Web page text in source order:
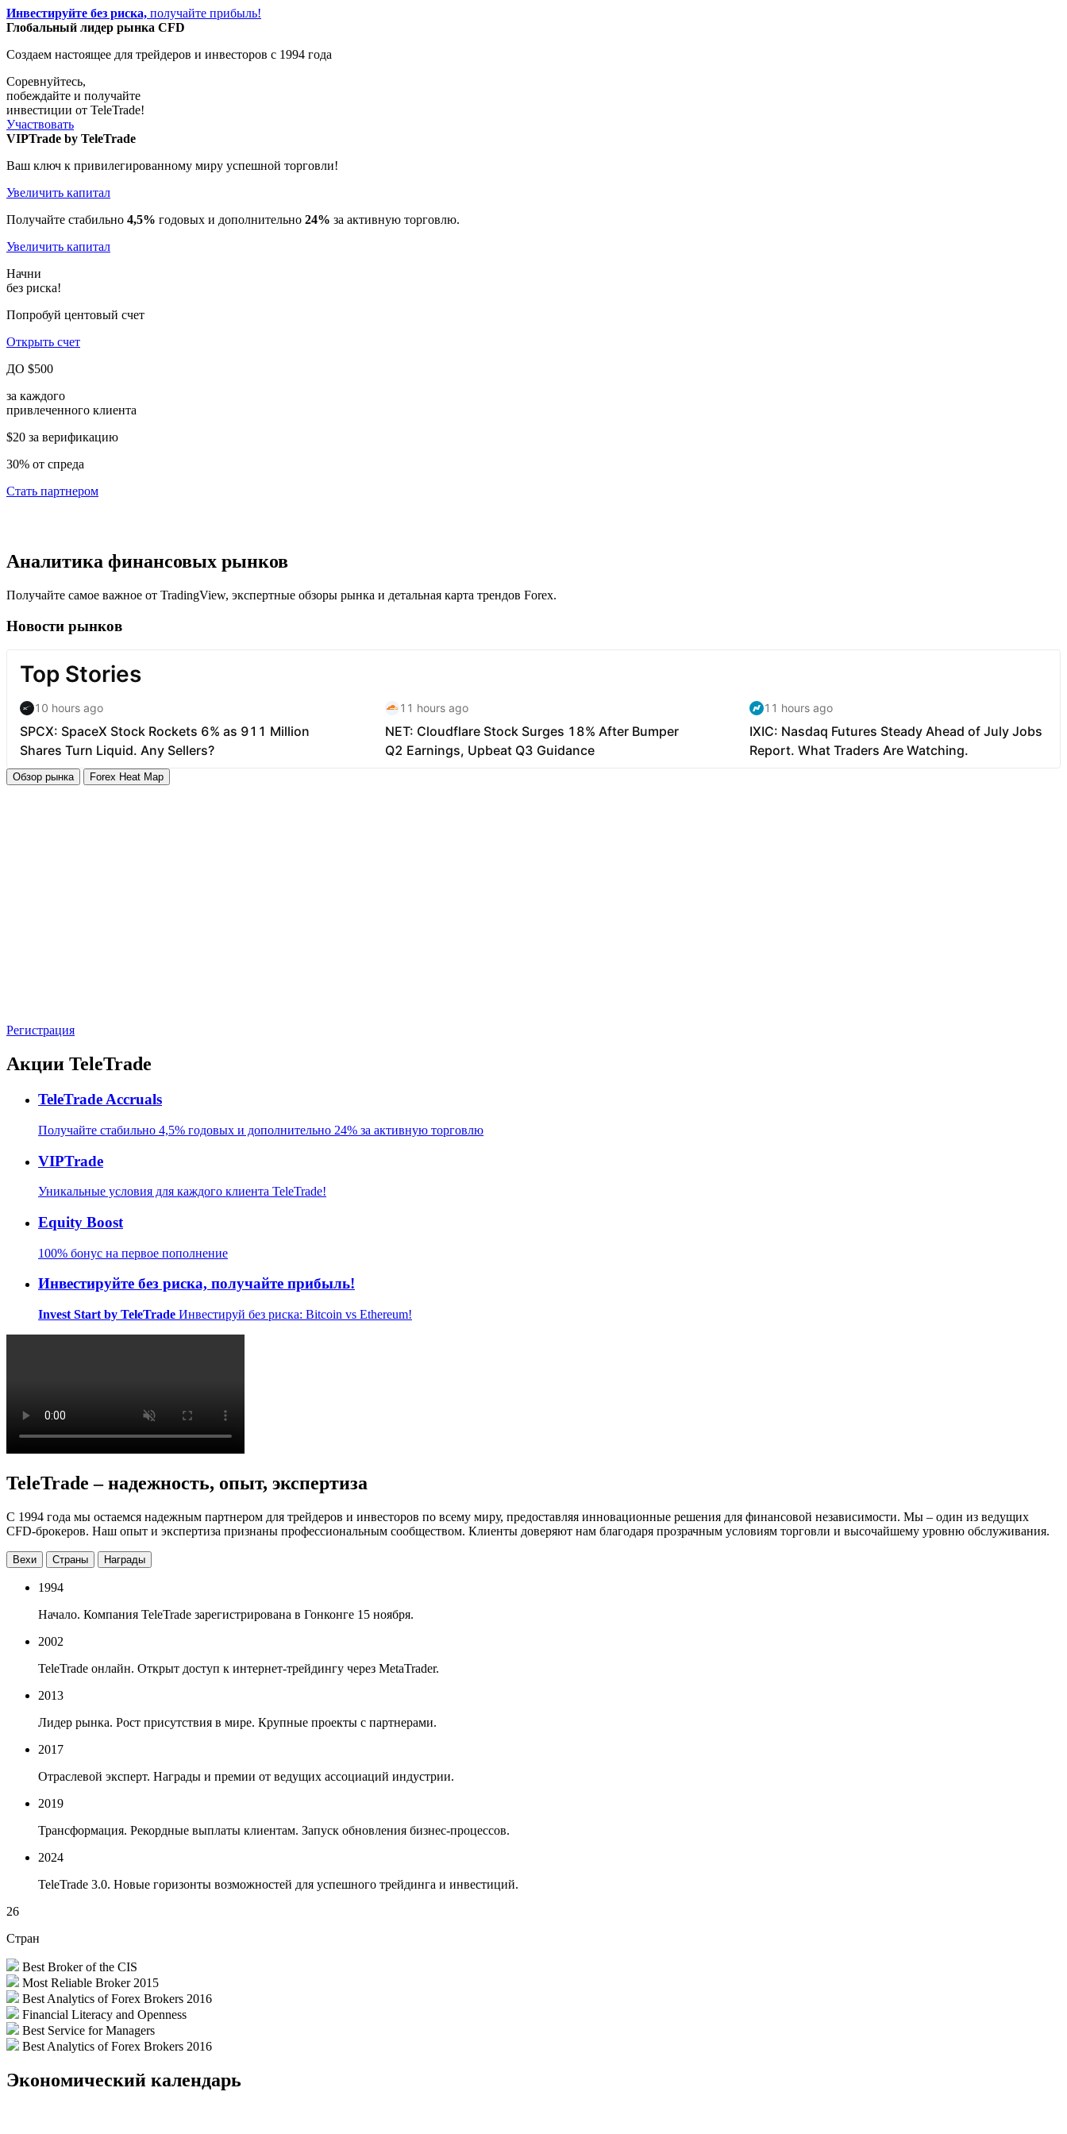
Инвестируйте без риска, получайте прибыль!
Глобальный лидер рынка CFD
Создаем настоящее для трейдеров и инвесторов с 1994 года
Соревнуйтесь,
побеждайте и получайте
инвестиции от TeleTrade!
Участвовать
VIPTrade by TeleTrade
Ваш ключ к привилегированному миру успешной торговли!
Увеличить капитал
Получайте стабильно 4,5% годовых и дополнительно 24% за активную торговлю.
Увеличить капитал
Начни
без риска!
Попробуй центовый счет
Открыть счет
ДО $500
за каждого
привлеченного клиента
$20 за верификацию
30% от спреда
Стать партнером
Аналитика финансовых рынков
Получайте самое важное от TradingView, экспертные обзоры рынка и детальная карта трендов Forex.
Новости рынков
Обзор рынка Forex Heat Map
Регистрация
Акции TeleTrade
TeleTrade Accruals
Получайте стабильно 4,5% годовых и дополнительно 24% за активную торговлю
VIPTrade
Уникальные условия для каждого клиента TeleTrade!
Equity Boost
100% бонус на первое пополнение
Инвестируйте без риска, получайте прибыль!
Invest Start by TeleTrade Инвестируй без риска: Bitcoin vs Ethereum!
TeleTrade – надежность, опыт, экспертиза
С 1994 года мы остаемся надежным партнером для трейдеров и инвесторов по всему миру, предоставляя инновационные решения для финансовой независимости. Мы – один из ведущих
CFD-брокеров. Наш опыт и экспертиза признаны профессиональным сообществом. Клиенты доверяют нам благодаря прозрачным условиям торговли и высочайшему уровню обслуживания.
Вехи Страны Награды
1994
Начало. Компания TeleTrade зарегистрирована в Гонконге 15 ноября.
2002
TeleTrade онлайн. Открыт доступ к интернет-трейдингу через MetaTrader.
2013
Лидер рынка. Рост присутствия в мире. Крупные проекты с партнерами.
2017
Отраслевой эксперт. Награды и премии от ведущих ассоциаций индустрии.
2019
Трансформация. Рекордные выплаты клиентам. Запуск обновления бизнес-процессов.
2024
TeleTrade 3.0. Новые горизонты возможностей для успешного трейдинга и инвестиций.
26
Стран
Best Broker of the CIS
Most Reliable Broker 2015
Best Analytics of Forex Brokers 2016
Financial Literacy and Openness
Best Service for Managers
Best Analytics of Forex Brokers 2016
Экономический календарь